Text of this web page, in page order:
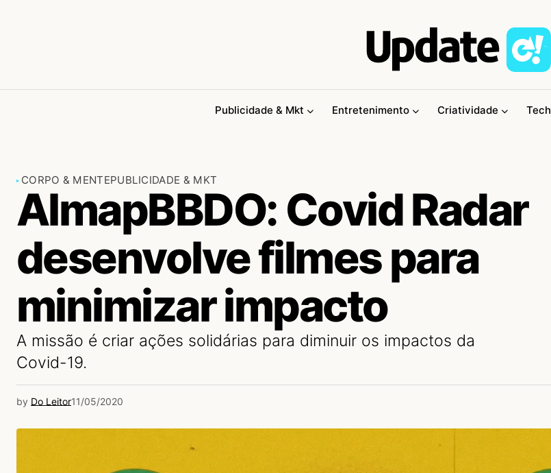
Publicidade & Mkt Entretenimento Criatividade Tech
CORPO & MENTEPUBLICIDADE & MKT
AlmapBBDO: Covid Radar
desenvolve filmes para
minimizar impacto
A missão é criar ações solidárias para diminuir os impactos da
Covid-19.
by Do Leitor11/05/2020